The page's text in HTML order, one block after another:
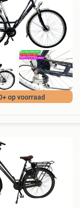
op voorraad